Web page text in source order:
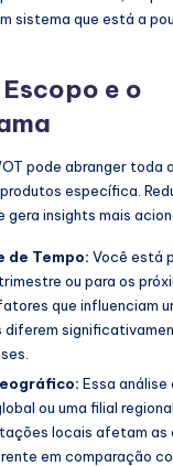
sistema que está a
e o
pode abranger toda
específica.
insights mais
de Tempo: Você está
ou para os
que influenciam
diferem
Essa análise
ou uma filial
locais afetam as
em comparação